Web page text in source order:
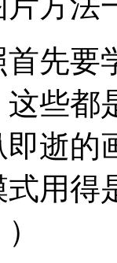
首先要
些都
逝的
式用得